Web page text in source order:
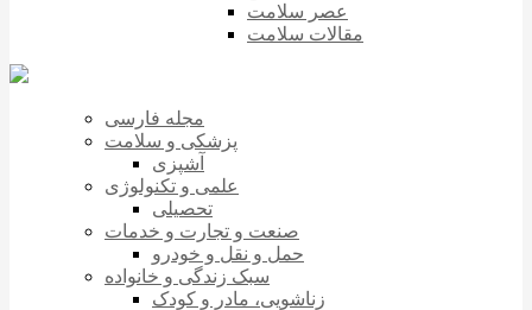
عصر سلامت
مقالات سلامت
مجله فارسی
پزشکی و سلامت
آشپزی
علمی و تکنولوژی
تحصیلی
صنعت و تجارت و خدمات
حمل و نقل و خودرو
سبک زندگی و خانواده
زناشویی، مادر و کودک